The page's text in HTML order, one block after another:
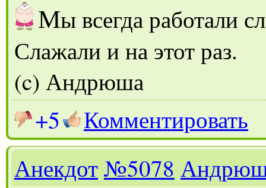
Мы всегда работали
Слажали и на этот раз.
(c) Андрюша
+5
Комментировать
Анекдот№5078